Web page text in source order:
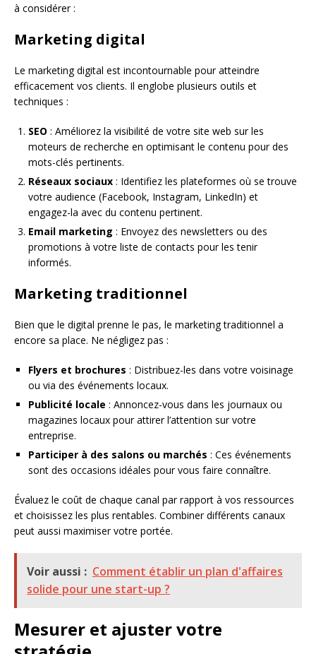
à considérer :
Marketing digital
Le marketing digital est incontournable pour atteindre
efficacement vos clients. Il englobe plusieurs outils et
techniques :
SEO : Améliorez la visibilité de votre site web sur les
moteurs de recherche en optimisant le contenu pour des
mots-clés pertinents.
Réseaux sociaux : Identifiez les plateformes où se trouve
votre audience (Facebook, Instagram, LinkedIn) et
engagez-la avec du contenu pertinent.
Email marketing : Envoyez des newsletters ou des
promotions à votre liste de contacts pour les tenir
informés.
Marketing traditionnel
Bien que le digital prenne le pas, le marketing traditionnel a
encore sa place. Ne négligez pas :
Flyers et brochures : Distribuez-les dans votre voisinage
ou via des événements locaux.
Publicité locale : Annoncez-vous dans les journaux ou
magazines locaux pour attirer l’attention sur votre
entreprise.
Participer à des salons ou marchés : Ces événements
sont des occasions idéales pour vous faire connaître.
Évaluez le coût de chaque canal par rapport à vos ressources
et choisissez les plus rentables. Combiner différents canaux
peut aussi maximiser votre portée.
Voir aussi : Comment établir un plan d'affaires
solide pour une start-up ?
Mesurer et ajuster votre